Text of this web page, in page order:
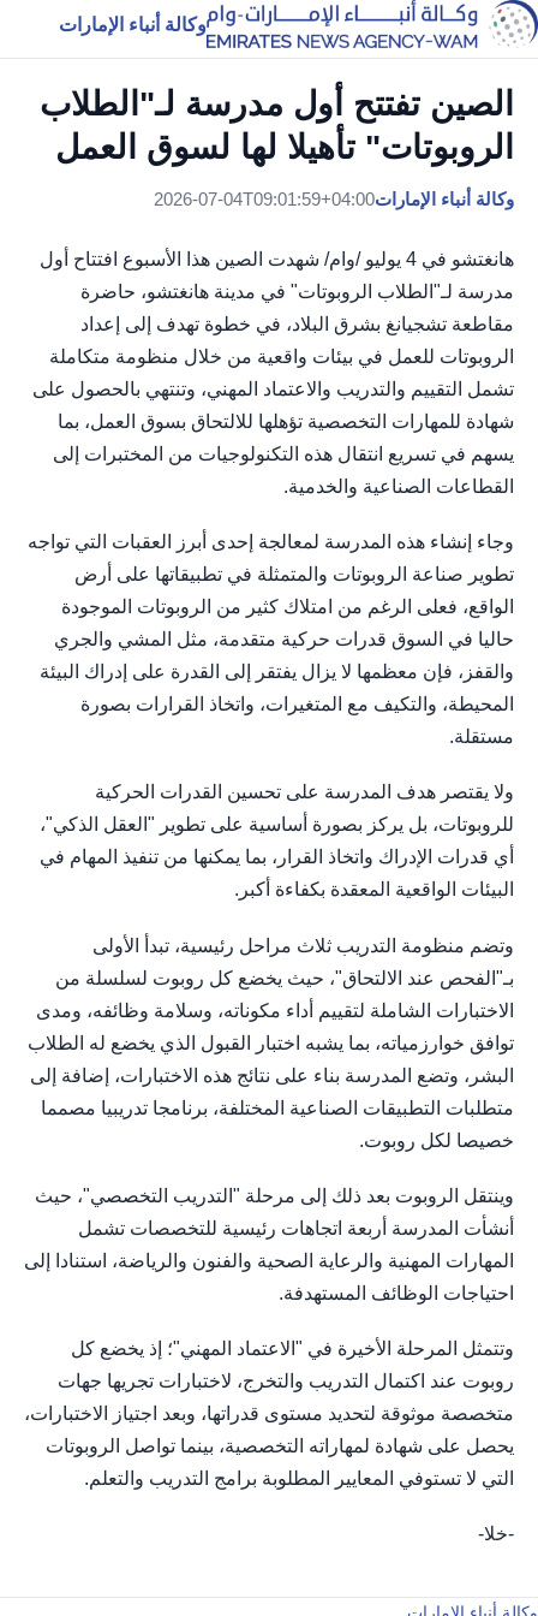
وكالة أنباء الإمارات
الصين تفتتح أول مدرسة لـ"الطلاب
الروبوتات" تأهيلا لها لسوق العمل
وكالة أنباء الإمارات2026-07-04T09:01:59+04:00
هانغتشو في 4 يوليو /وام/ شهدت الصين هذا الأسبوع افتتاح أول
مدرسة لـ"الطلاب الروبوتات" في مدينة هانغتشو، حاضرة
مقاطعة تشجيانغ بشرق البلاد، في خطوة تهدف إلى إعداد
الروبوتات للعمل في بيئات واقعية من خلال منظومة متكاملة
تشمل التقييم والتدريب والاعتماد المهني، وتنتهي بالحصول على
شهادة للمهارات التخصصية تؤهلها للالتحاق بسوق العمل، بما
يسهم في تسريع انتقال هذه التكنولوجيات من المختبرات إلى
القطاعات الصناعية والخدمية.
وجاء إنشاء هذه المدرسة لمعالجة إحدى أبرز العقبات التي تواجه
تطوير صناعة الروبوتات والمتمثلة في تطبيقاتها على أرض
الواقع، فعلى الرغم من امتلاك كثير من الروبوتات الموجودة
حاليا في السوق قدرات حركية متقدمة، مثل المشي والجري
والقفز، فإن معظمها لا يزال يفتقر إلى القدرة على إدراك البيئة
المحيطة، والتكيف مع المتغيرات، واتخاذ القرارات بصورة
مستقلة.
ولا يقتصر هدف المدرسة على تحسين القدرات الحركية
للروبوتات، بل يركز بصورة أساسية على تطوير "العقل الذكي"،
أي قدرات الإدراك واتخاذ القرار، بما يمكنها من تنفيذ المهام في
البيئات الواقعية المعقدة بكفاءة أكبر.
وتضم منظومة التدريب ثلاث مراحل رئيسية، تبدأ الأولى
بـ"الفحص عند الالتحاق"، حيث يخضع كل روبوت لسلسلة من
الاختبارات الشاملة لتقييم أداء مكوناته، وسلامة وظائفه، ومدى
توافق خوارزمياته، بما يشبه اختبار القبول الذي يخضع له الطلاب
البشر، وتضع المدرسة بناء على نتائج هذه الاختبارات، إضافة إلى
متطلبات التطبيقات الصناعية المختلفة، برنامجا تدريبيا مصمما
خصيصا لكل روبوت.
وينتقل الروبوت بعد ذلك إلى مرحلة "التدريب التخصصي"، حيث
أنشأت المدرسة أربعة اتجاهات رئيسية للتخصصات تشمل
المهارات المهنية والرعاية الصحية والفنون والرياضة، استنادا إلى
احتياجات الوظائف المستهدفة.
وتتمثل المرحلة الأخيرة في "الاعتماد المهني"؛ إذ يخضع كل
روبوت عند اكتمال التدريب والتخرج، لاختبارات تجريها جهات
متخصصة موثوقة لتحديد مستوى قدراتها، وبعد اجتياز الاختبارات،
يحصل على شهادة لمهاراته التخصصية، بينما تواصل الروبوتات
التي لا تستوفي المعايير المطلوبة برامج التدريب والتعلم.
-خلا-